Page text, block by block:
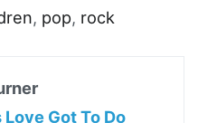
, pop, rock
Love Got To Do